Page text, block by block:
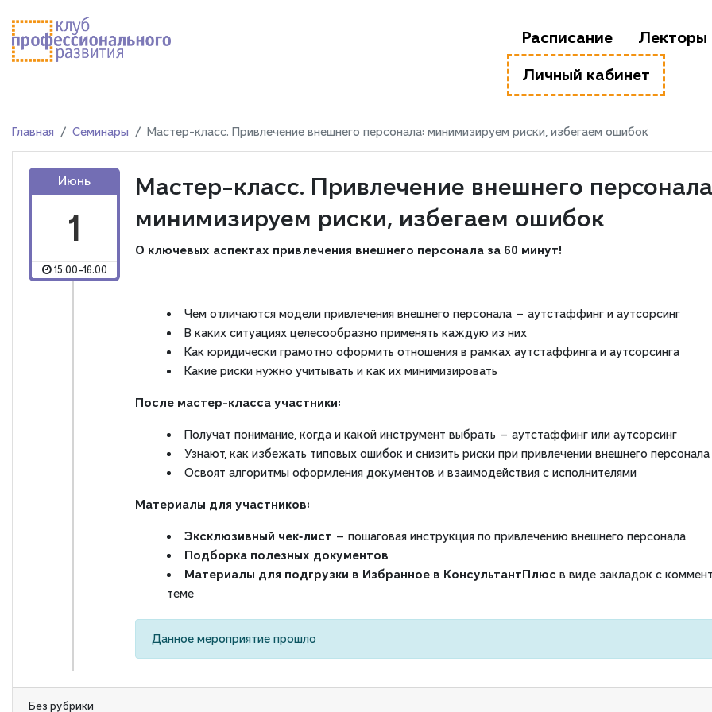
Расписание Лекторы
Личный кабинет
Главная Семинары Мастер-класс. Привлечение внешнего персонала: минимизируем риски, избегаем ошибок
Июнь
1
15:00-16:00
Мастер-класс. Привлечение внешнего
минимизируем риски, избегаем ошибок
О ключевых аспектах привлечения внешнего персонала за 60 минут!
Чем отличаются модели привлечения внешнего персонала — аутстаффинг и аутсорсинг
В каких ситуациях целесообразно применять каждую из них
Как юридически грамотно оформить отношения в рамках аутстаффинга и аутсорсинга
Какие риски нужно учитывать и как их минимизировать
После мастер-класса участники:
Получат понимание, когда и какой инструмент выбрать — аутстаффинг или аутсорсинг
Узнают, как избежать типовых ошибок и снизить риски при привлечении внешнего персонала
Освоят алгоритмы оформления документов и взаимодействия с исполнителями
Материалы для участников:
Эксклюзивный чек‑лист — пошаговая инструкция по привлечению внешнего персонала
Подборка полезных документов
Материалы для подгрузки в Избранное в КонсультантПлюс в виде закладок с
теме
Данное мероприятие прошло
Без рубрики